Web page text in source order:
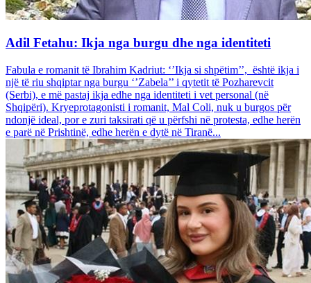
Adil Fetahu: Ikja nga burgu dhe nga identiteti
Fabula e romanit të Ibrahim Kadriut: ‘’Ikja si shpëtim’’, është ikja i
një të riu shqiptar nga burgu ‘’Zabela’’ i qytetit të Pozharevcit
(Serbi), e më pastaj ikja edhe nga identiteti i vet personal (në
Shqipëri). Kryeprotagonisti i romanit, Mal Coli, nuk u burgos për
ndonjë ideal, por e zuri taksirati që u përfshi në protesta, edhe herën
e parë në Prishtinë, edhe herën e dytë në Tiranë...